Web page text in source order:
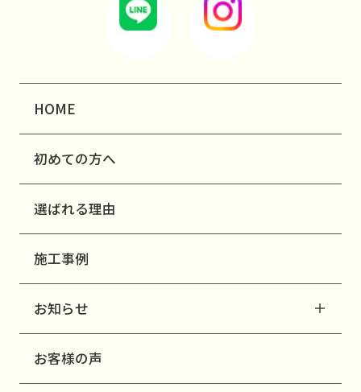
HOME
初めての方へ
選ばれる理由
施工事例
お知らせ
お客様の声